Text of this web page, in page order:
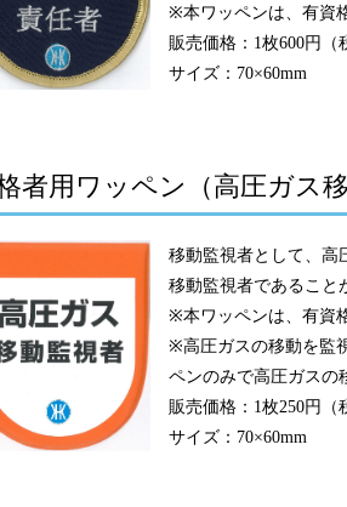
※本ワッペンは、有資
販売価格：1枚600円（
サイズ：70×60mm
者用ワッペン（高圧ガス移
移動監視者として、高
移動監視者であること
※本ワッペンは、有資
※高圧ガスの移動を監
ペンのみで高圧ガスの
販売価格：1枚250円（
サイズ：70×60mm